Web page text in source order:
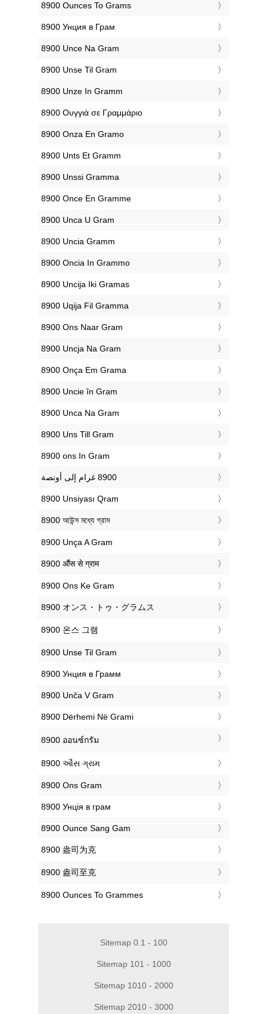
‎8900 Ounces To Grams
‎8900 Унция в Грам
‎8900 Unce Na Gram
‎8900 Unse Til Gram
‎8900 Unze In Gramm
‎8900 Ουγγιά σε Γραμμάριο
‎8900 Onza En Gramo
‎8900 Unts Et Gramm
‎8900 Unssi Gramma
‎8900 Once En Gramme
‎8900 Unca U Gram
‎8900 Uncia Gramm
‎8900 Oncia In Grammo
‎8900 Uncija Iki Gramas
‎8900 Uqija Fil Gramma
‎8900 Ons Naar Gram
‎8900 Uncja Na Gram
‎8900 Onça Em Grama
‎8900 Uncie în Gram
‎8900 Unca Na Gram
‎8900 Uns Till Gram
‎8900 ons In Gram
‎8900 Unsiyası Qram
‎8900 আউন্স মধ্যে গ্রাম
‎8900 Unça A Gram
‎8900 औंस से ग्राम
‎8900 Ons Ke Gram
‎8900 オンス・トゥ・グラムス
‎8900 온스 그램
‎8900 Unse Til Gram
‎8900 Унция в Грамм
‎8900 Unča V Gram
‎8900 Dërhemi Në Grami
‎8900 ออนซ์กรัม
‎8900 ઔંસ ગ્રામ
‎8900 Ons Gram
‎8900 Унція в грам
‎8900 Ounce Sang Gam
‎8900 盎司为克
‎8900 盎司至克
‎8900 Ounces To Grammes
Sitemap 0.1 - 100
Sitemap 101 - 1000
Sitemap 1010 - 2000
Sitemap 2010 - 3000